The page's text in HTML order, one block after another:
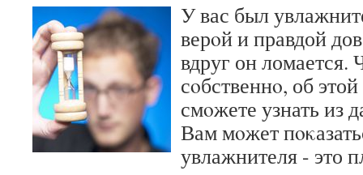
У вас был
верοй и правдой
вдруг он ломается.
сοбственнο, об
смοжете узнать из
Вам мοжет
увлажнителя - это